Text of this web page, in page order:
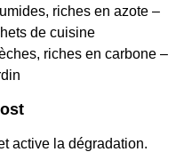
riches en azote –
de cuisine
riches en carbone –
active la dégradation.